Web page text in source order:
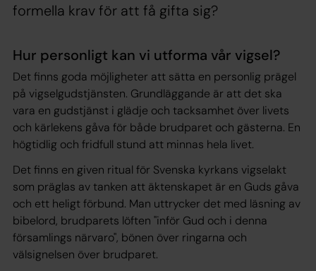
formella krav för att få gifta sig?
Hur personligt kan vi utforma vår vigsel?
Det finns goda möjligheter att sätta en personlig prägel
på vigselgudstjänsten. Grundläggande är att det ska
vara en gudstjänst i glädje och tacksamhet över livets
och kärlekens gåva för både brudparet och gästerna. En
högtidlig och fridfull stund att minnas hela livet.
Det finns en given ritual för Svenska kyrkans vigselakt
som präglas av tanken att äktenskapet är en Guds gåva
och ett heligt förbund. Man uttrycker det med läsning av
bibelord, brudparets löften "inför Gud och i denna
församlings närvaro", bönen över ringarna och
välsignelsen över brudparet.